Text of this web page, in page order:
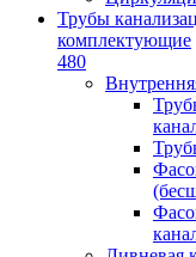
Трубы
комплектующие
480